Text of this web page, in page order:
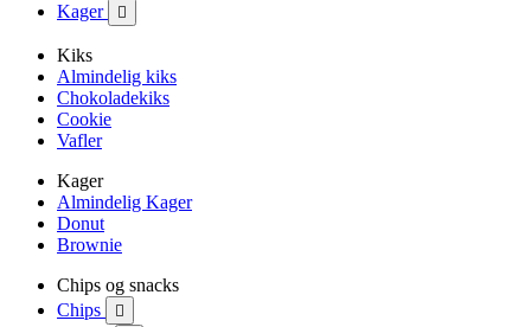
Kager 
Kiks
Almindelig kiks
Chokoladekiks
Cookie
Vafler
Kager
Almindelig Kager
Donut
Brownie
Chips og snacks
Chips
